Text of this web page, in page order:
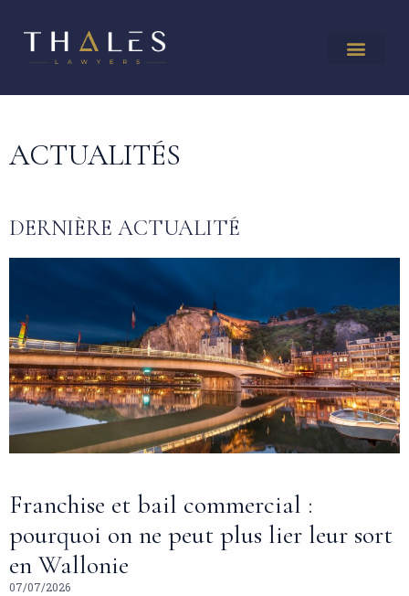
ACTUALITÉS
DERNIÈRE ACTUALITÉ
Franchise et bail commercial :
pourquoi on ne peut plus lier leur sort
en Wallonie
07/07/2026